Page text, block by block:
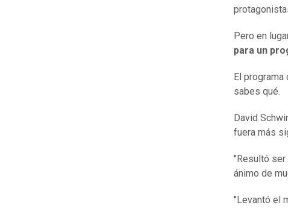
Pero en
para un
El
sabes qué.
David
fuera más
"Resultó ser
ánimo de
"Levantó el